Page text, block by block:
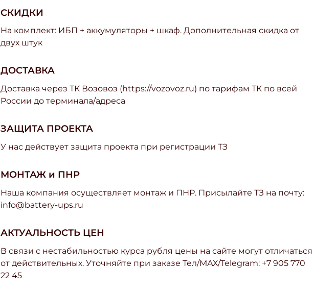
СКИДКИ
На комплект: ИБП + аккумуляторы + шкаф. Дополнительная скидка от
двух штук
ДОСТАВКА
Доставка через ТК Возовоз (https://vozovoz.ru) по тарифам ТК по всей
России до терминала/адреса
ЗАЩИТА ПРОЕКТА
У нас действует защита проекта при регистрации ТЗ
МОНТАЖ и ПНР
Наша компания осуществляет монтаж и ПНР. Присылайте ТЗ на почту:
info@battery-ups.ru
АКТУАЛЬНОСТЬ ЦЕН
В связи с нестабильностью курса рубля цены на сайте могут отличаться
от действительных. Уточняйте при заказе Тел/МАХ/Telegram: +7 905 770
22 45